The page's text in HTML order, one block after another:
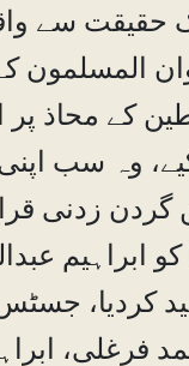
حقیقت سے
المسلمون
کے محاذ پر
وہ سب
زدنی
کو ابراہیم
کردیا، جسٹس
فرغلی،